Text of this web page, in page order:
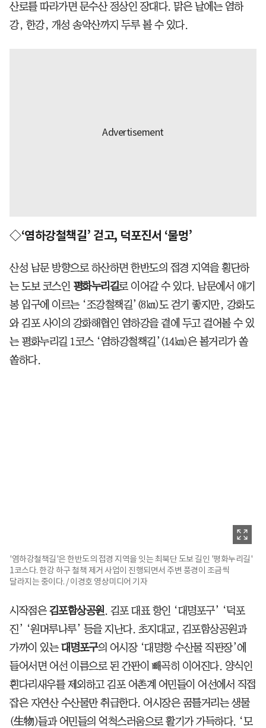
산로를 따라가면 문수산 정상인 장대다. 맑은 날에는 염하
강, 한강, 개성 송악산까지 두루 볼 수 있다.
◇‘염하강철책길’ 걷고, 덕포진서 ‘물멍’
산성 남문 방향으로 하산하면 한반도의 접경 지역을 횡단하
는 도보 코스인 평화누리길로 이어갈 수 있다. 남문에서 애기
봉 입구에 이르는 ‘조강철책길’(8㎞)도 걷기 좋지만, 강화도
와 김포 사이의 강화해협인 염하강을 곁에 두고 걸어볼 수 있
는 평화누리길 1코스 ‘염하강철책길’(14㎞)은 볼거리가 쏠
쏠하다.
'염하강철책길'은 한반도의 접경 지역을 잇는 최북단 도보 길인 '평화누리길'
1코스다. 한강 하구 철책 제거 사업이 진행되면서 주변 풍경이 조금씩
달라지는 중이다. / 이경호 영상미디어 기자
시작점은 김포함상공원. 김포 대표 항인 ‘대명포구’ ‘덕포
진’ ‘원머루나루’ 등을 지난다. 초지대교, 김포함상공원과
가까이 있는 대명포구의 어시장 ‘대명항 수산물 직판장’에
들어서면 어선 이름으로 된 간판이 빼곡히 이어진다. 양식인
흰다리새우를 제외하고 김포 어촌계 어민들이 어선에서 직접
잡은 자연산 수산물만 취급한다. 어시장은 꿈틀거리는 생물
(生物)들과 어민들의 억척스러움으로 활기가 가득하다. ‘모